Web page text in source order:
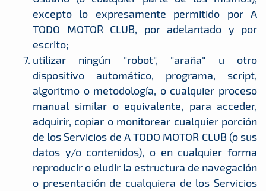
excepto lo expresamente permitido por A
TODO MOTOR CLUB, por adelantado y por
escrito;
utilizar ningún "robot", "araña" u otro
dispositivo automático, programa, script,
algoritmo o metodología, o cualquier proceso
manual similar o equivalente, para acceder,
adquirir, copiar o monitorear cualquier porción
de los Servicios de A TODO MOTOR CLUB (o sus
datos y/o contenidos), o en cualquier forma
reproducir o eludir la estructura de navegación
o presentación de cualquiera de los Servicios